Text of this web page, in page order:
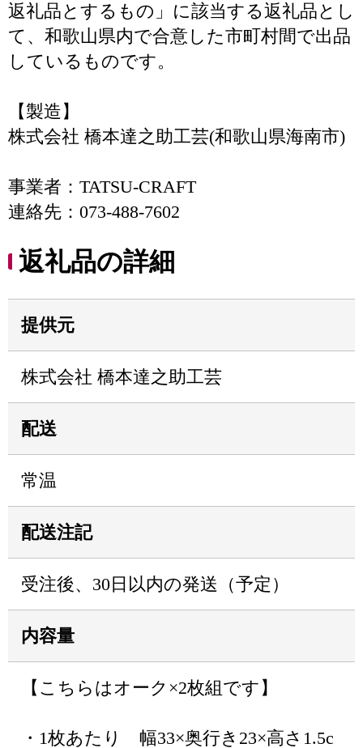
返礼品とするもの」に該当する返礼品とし
て、和歌山県内で合意した市町村間で出品
しているものです。
【製造】
株式会社 橋本達之助工芸(和歌山県海南市)
事業者：TATSU-CRAFT
連絡先：073-488-7602
返礼品の詳細
提供元
株式会社 橋本達之助工芸
配送
常温
配送注記
受注後、30日以内の発送（予定）
内容量
【こちらはオーク×2枚組です】
・1枚あたり 幅33×奥行き23×高さ1.5c